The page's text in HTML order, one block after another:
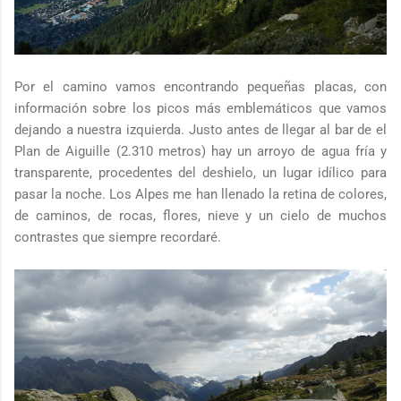
Por el camino vamos encontrando pequeñas placas, con
información sobre los picos más emblemáticos que vamos
dejando a nuestra izquierda. Justo antes de llegar al bar de el
Plan de Aiguille (2.310 metros) hay un arroyo de agua fría y
transparente, procedentes del deshielo, un lugar idílico para
pasar la noche. Los Alpes me han llenado la retina de colores,
de caminos, de rocas, flores, nieve y un cielo de muchos
contrastes que siempre recordaré.